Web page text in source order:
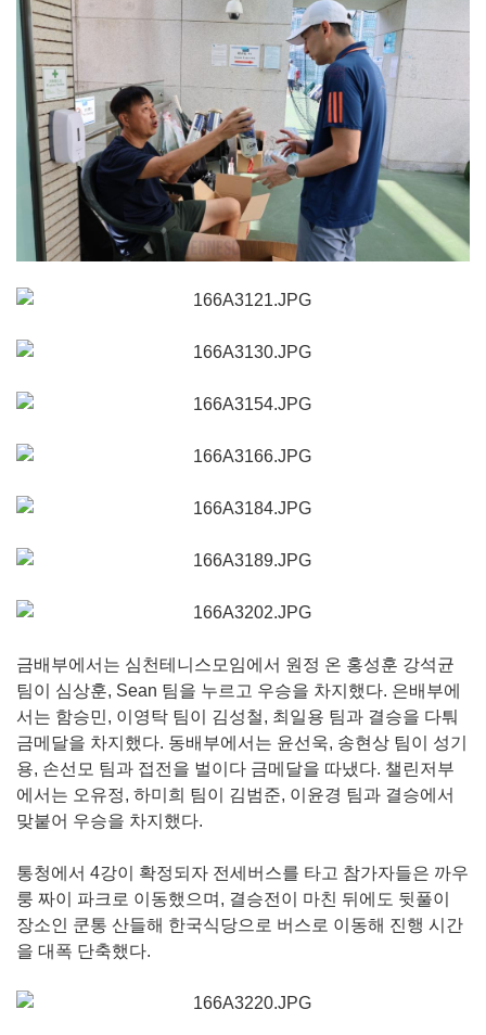
금배부에서는 심천테니스모임에서 원정 온 홍성훈 강석균
팀이 심상훈, Sean 팀을 누르고 우승을 차지했다. 은배부에
서는 함승민, 이영탁 팀이 김성철, 최일용 팀과 결승을 다퉈
금메달을 차지했다. 동배부에서는 윤선욱, 송현상 팀이 성기
용, 손선모 팀과 접전을 벌이다 금메달을 따냈다. 챌린저부
에서는 오유정, 하미희 팀이 김범준, 이윤경 팀과 결승에서
맞붙어 우승을 차지했다.
통청에서 4강이 확정되자 전세버스를 타고 참가자들은 까우
룽 짜이 파크로 이동했으며, 결승전이 마친 뒤에도 뒷풀이
장소인 쿤통 산들해 한국식당으로 버스로 이동해 진행 시간
을 대폭 단축했다.